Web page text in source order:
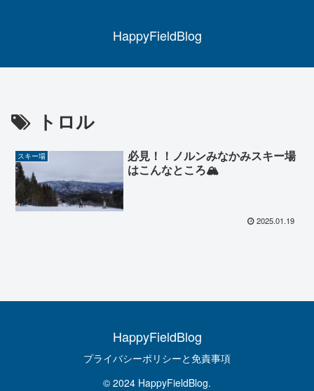
HappyFieldBlog
トロル
スキー場
必見！！ノルンみなかみスキー場
はこんなところ🏔
2025.01.19
HappyFieldBlog
プライバシーポリシーと免責事項
© 2024 HappyFieldBlog.